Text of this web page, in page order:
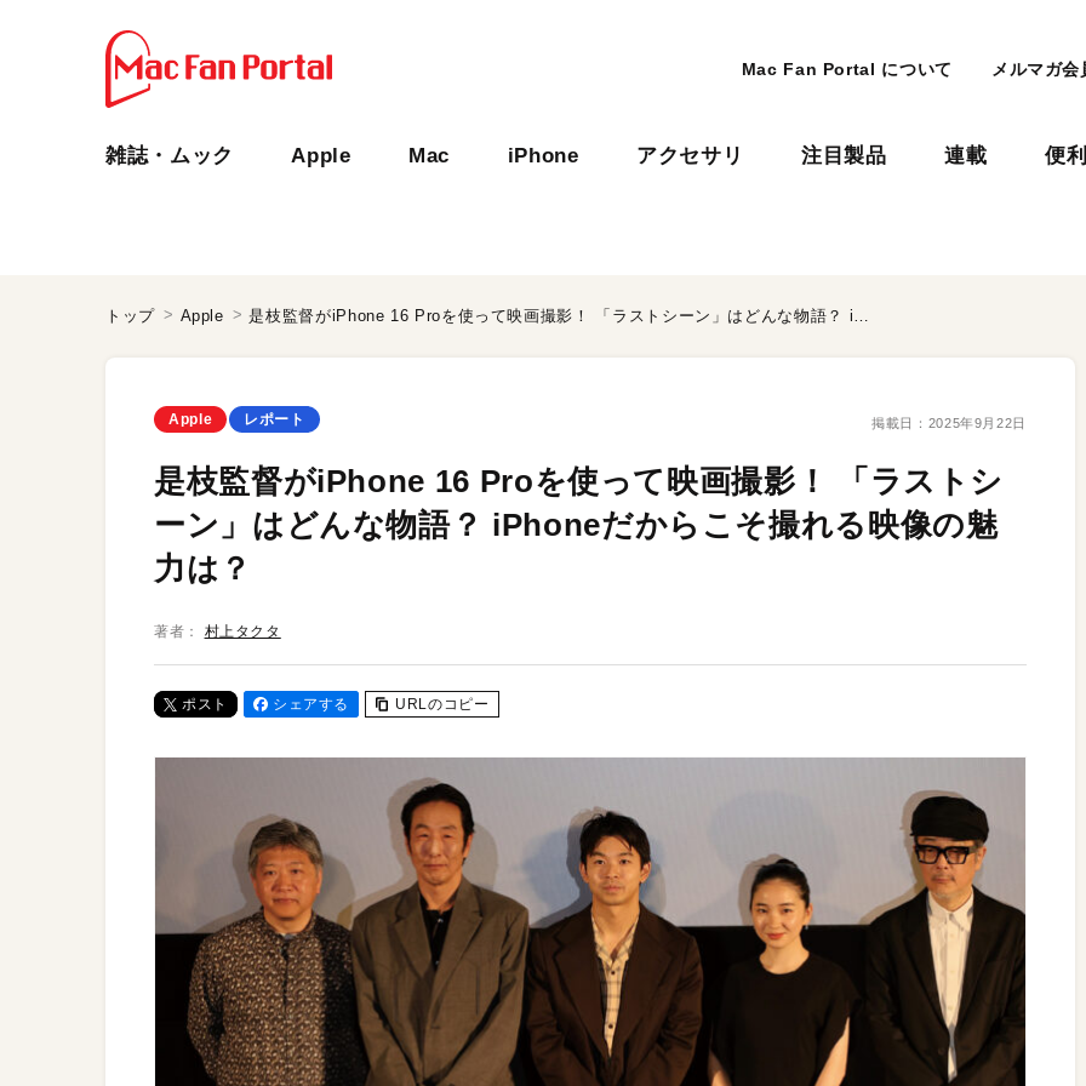
Mac Fan Portal について メルマガ会
雑誌・ムック Apple Mac iPhone アクセサリ 注目製品 連載 便
トップ Apple 是枝監督がiPhone 16 Proを使って映画撮影！ 「ラストシーン」はどんな物語？ iPhoneだからこそ撮れる映像の魅力は？
Apple レポート 掲載日： 2025年9月22日
是枝監督がiPhone 16 Proを使って映画撮影！ 「ラストシ
ーン」はどんな物語？ iPhoneだからこそ撮れる映像の魅
力は？
著者： 村上タクタ
ポスト シェアする URLのコピー